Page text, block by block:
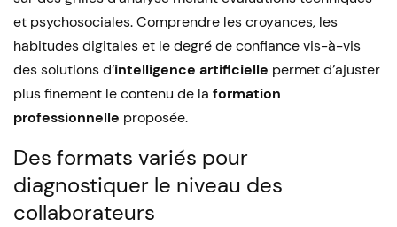
et psychosociales. Comprendre les croyances, les
habitudes digitales et le degré de confiance vis-à-vis
des solutions d’intelligence artificielle permet d’ajuster
plus finement le contenu de la formation
professionnelle proposée.
Des formats variés pour
diagnostiquer le niveau des
collaborateurs